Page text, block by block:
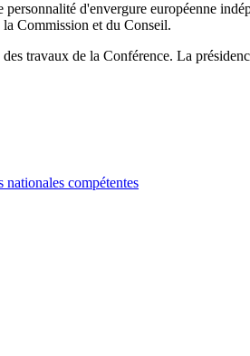
d'envergure européenne
Commission et du Conseil.
travaux de la Conférence. La
nationales compétentes